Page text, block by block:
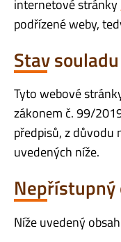
internetové stránky
podřízené weby,
Stav souladu
Tyto webové
zákonem č. 99/
předpisů, z důvodu
uvedených níže.
Nepřístupný
Níže uvedený